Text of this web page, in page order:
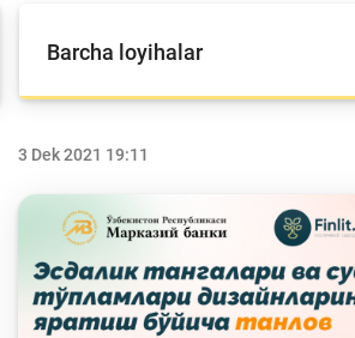
Keys-chempionat
Treninglar va seminarlar
Finlit.uz yangiliklari
Barcha loyihalar
3 Dek 2021 19:11